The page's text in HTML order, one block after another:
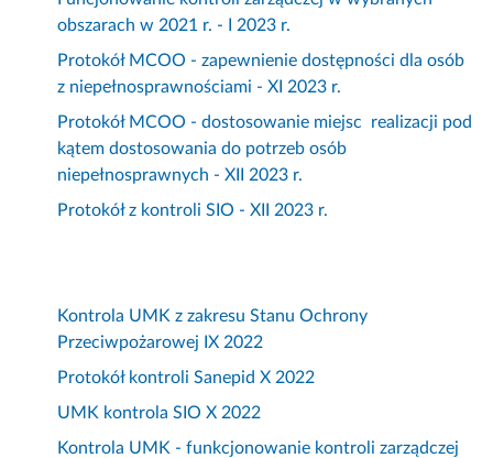
obszarach w 2021 r. - I 2023 r.
Protokół MCOO - zapewnienie dostępności dla osób
z niepełnosprawnościami - XI 2023 r.
Protokół MCOO - dostosowanie miejsc realizacji pod
kątem dostosowania do potrzeb osób
niepełnosprawnych - XII 2023 r.
Protokół z kontroli SIO - XII 2023 r.
Kontrola UMK z zakresu Stanu Ochrony
Przeciwpożarowej IX 2022
Protokół kontroli Sanepid X 2022
UMK kontrola SIO X 2022
Kontrola UMK - funkcjonowanie kontroli zarządczej